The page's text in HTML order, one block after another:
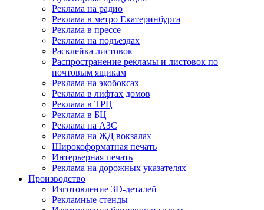
Реклама на радио
Реклама в метро Екатеринбурга
Реклама в прессе
Реклама на подъездах
Расклейка листовок
Распространение рекламы и листовок по
почтовым ящикам
Реклама на экобоксах
Реклама в лифтах домов
Реклама в ТРЦ
Реклама в БЦ
Реклама на АЗС
Реклама на ЖД вокзалах
Широкоформатная печать
Интерьерная печать
Реклама на дорожных указателях
Производство
Изготовление 3D-деталей
Рекламные стенды